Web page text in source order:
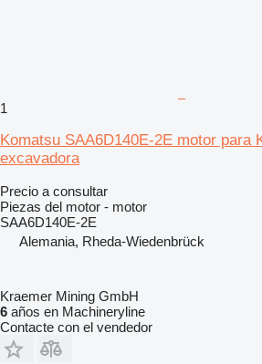
1
Komatsu SAA6D140E-2E motor para
excavadora
Precio a consultar
Piezas del motor - motor
SAA6D140E-2E
Alemania, Rheda-Wiedenbrück
Kraemer Mining GmbH
6 años en Machineryline
Contacte con el vendedor